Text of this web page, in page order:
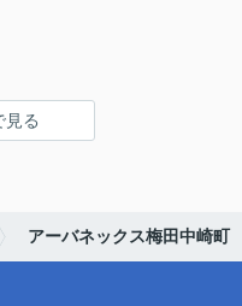
見る
アーバネックス梅田中崎町